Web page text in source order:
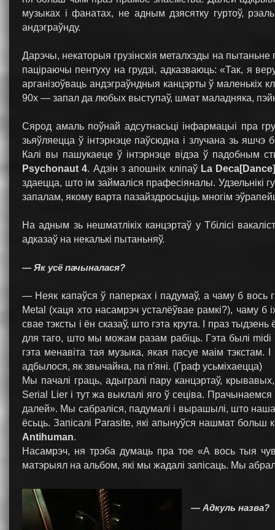
музыках і фанатах, не адным дзясятку гуртоў,
андэграўнду.
Дарэчы, некаторыя грузінскія металхэды на
паціраючы пентуху на грудзі, адказваюць: «Так, я
арганізоўваць андэграўндныя канцэрты ў маленькіх
90х — запал да любых выступаў, шмат маладняка,
Сярод амаль поўнай адсутнасьці інфармацыі пра
зьяўляецца ў інтэрнэце паўсюдна і злучана зь яшчэ
Калі вы пашукаеце ў інтэрнэце відэа ў падобным
Psychonaut 4. Адзін з апошніх кліпаў La
здаецца, што ім займаліся прафесіяналы. Удзельнікі
запалам, якому варта пазайздросьціць многім
На адным зь нешматлікіх канцэртаў у Тбілісі
адказаў на некалькі пытаньняў.
— Як усё пачыналася?
— Неяк капаўся ў паперках і падумаў, а чаму б вось
Metal (хаця хто насамрэч усталёўвае рамкі?), чаму
свае тэксты і ён сказаў, што гэта крута. І праз
для таго, што мы можам разам рабіць. Гэта былі midi
гэта менавіта тая музыка, якая пасуе маім
адбылося, як звычайна, па п'яні. (Граф усьміхаецца)
Мы пачалі граць, адыгралі пару канцэртаў, крывавых,
Serial Lier і тут жа выклалі яго ў сеціва. Прачынаемся
далей». Мы сабраліся, падумалі і вырашылі, што
ёсьць. Запісалі Parasite, які апынуўся нашмат
Antihuman.
Насамрэч, ня трэба думаць пра тое «А вось тыя
матэрыял на альбом, які мы жадалі запісаць. Мы
— Адкуль назва?